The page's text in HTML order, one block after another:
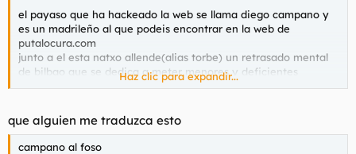
el payaso que ha hackeado la web se llama diego campano y
es un madrileño al que podeis encontrar en la web de
putalocura.com
junto a el esta natxo allende(alias torbe) un retrasado mental
de bilbao que se dedica a meter menores y deficientes
mentales en su pagina para mofarse de ellas
dara mas informacion
Haz clic para expandir...
que alguien me traduzca esto
campano al foso